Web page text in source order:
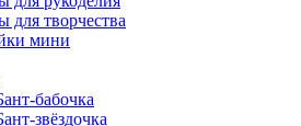
для творчества
мини
бабочка
звёздочка